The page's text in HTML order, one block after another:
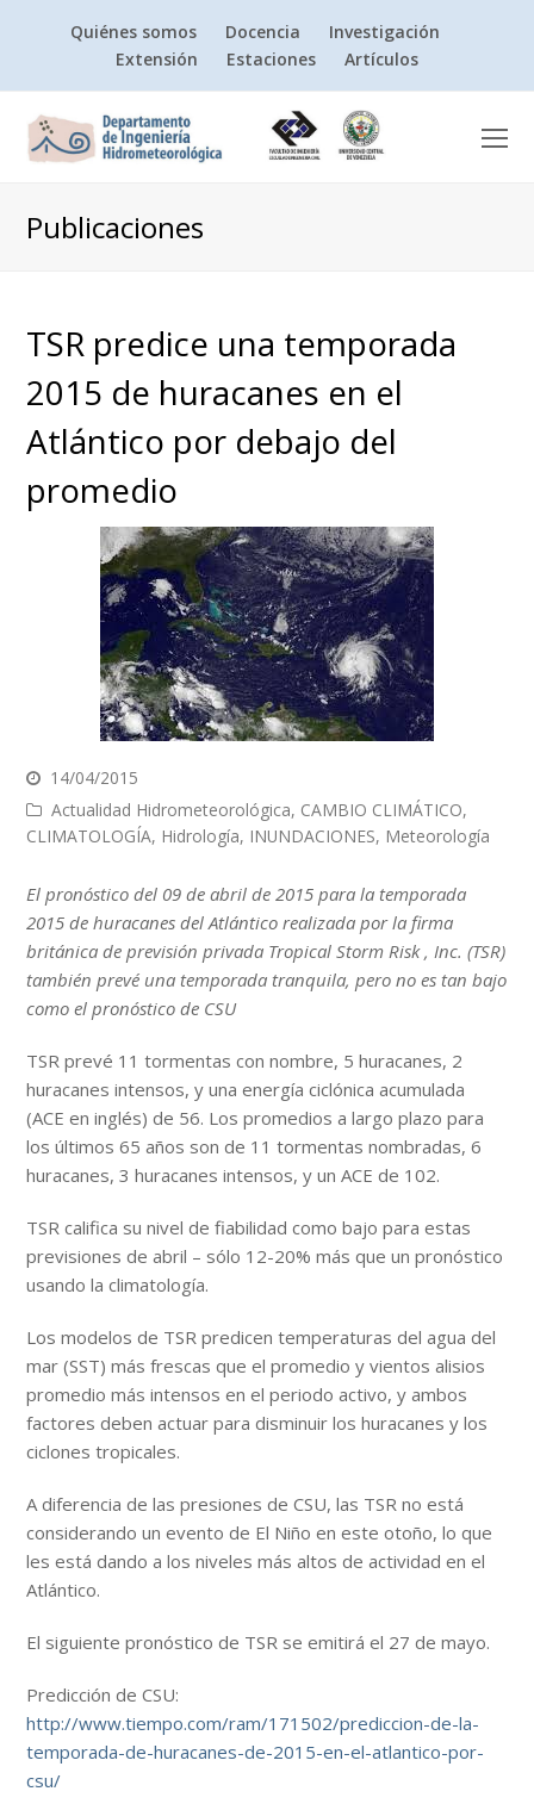
Quiénes somos Docencia
Investigación
Extensión
Estaciones Artículos
Publicaciones
TSR predice una temporada
2015 de huracanes en el
Atlántico por debajo del
promedio
14/04/2015
Actualidad Hidrometeorológica, CAMBIO CLIMÁTICO,
CLIMATOLOGÍA, Hidrología, INUNDACIONES, Meteorología
El pronóstico del 09 de abril de 2015 para la temporada
2015 de huracanes del Atlántico realizada por la firma
británica de previsión privada Tropical Storm Risk , Inc. (TSR)
también prevé una temporada tranquila, pero no es tan bajo
como el pronóstico de CSU
TSR prevé 11 tormentas con nombre, 5 huracanes, 2
huracanes intensos, y una energía ciclónica acumulada
(ACE en inglés) de 56. Los promedios a largo plazo para
los últimos 65 años son de 11 tormentas nombradas, 6
huracanes, 3 huracanes intensos, y un ACE de 102.
TSR califica su nivel de fiabilidad como bajo para estas
previsiones de abril – sólo 12-20% más que un pronóstico
usando la climatología.
Los modelos de TSR predicen temperaturas del agua del
mar (SST) más frescas que el promedio y vientos alisios
promedio más intensos en el periodo activo, y ambos
factores deben actuar para disminuir los huracanes y los
ciclones tropicales.
A diferencia de las presiones de CSU, las TSR no está
considerando un evento de El Niño en este otoño, lo que
les está dando a los niveles más altos de actividad en el
Atlántico.
El siguiente pronóstico de TSR se emitirá el 27 de mayo.
Predicción de CSU:
http://www.tiempo.com/ram/171502/prediccion-de-la-
temporada-de-huracanes-de-2015-en-el-atlantico-por-
csu/